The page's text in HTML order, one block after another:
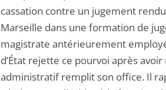
cassation contre un jugement
Marseille dans une formation de
magistrate antérieurement
d’État rejette ce pourvoi après
administratif remplit son office. Il